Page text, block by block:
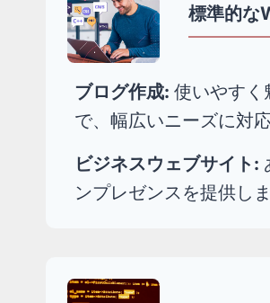
標準的な
ブログ作成: 使いやすく
で、幅広いニーズに対応
ビジネスウェブサイト:
ンプレゼンスを提供しま